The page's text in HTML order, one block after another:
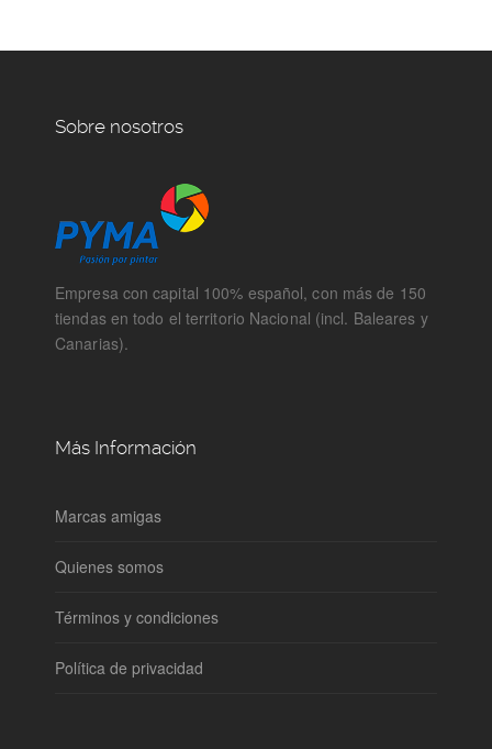
Sobre nosotros
Empresa con capital 100% español, con más de 150
tiendas en todo el territorio Nacional (incl. Baleares y
Canarias).
Más Información
Marcas amigas
Quienes somos
Términos y condiciones
Política de privacidad